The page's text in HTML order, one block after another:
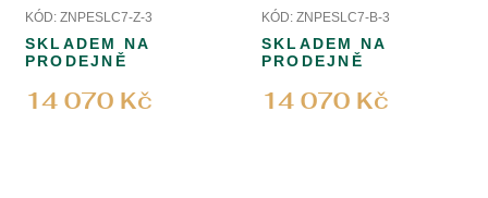
perlami
KÓD: ZNPESLC7-Z-3
14 070 Kč
SKLADEM NA
PRODEJNĚ
perlami
KÓD: ZNPESLC7-B-3
14 070 Kč
SKLADEM NA
PRODEJNĚ